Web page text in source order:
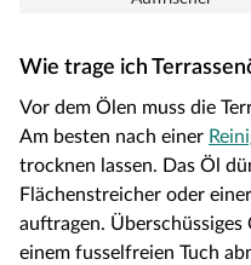
Wie trage ich
Vor dem Ölen muss die
Am besten nach einer
trocknen lassen. Das Öl
Flächenstreicher oder
auftragen.
einem fusselfreien Tuch